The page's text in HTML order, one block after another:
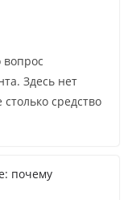
вопрос
Здесь нет
средство
почему